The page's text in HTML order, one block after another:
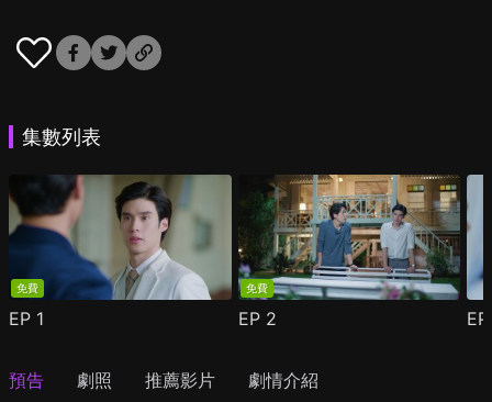
集數列表
免費
EP 1
免費
EP 2
預告 劇照 推薦影片 劇情介紹